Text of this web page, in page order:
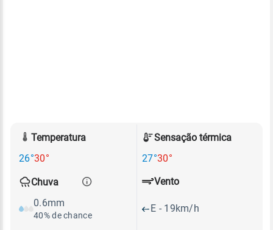
Temperatura
26°30°
Sensação térmica
27°30°
Chuva
0.6mm
40% de chance
Vento
E - 19km/h